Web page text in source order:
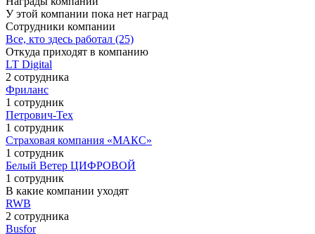
У этой компании пока нет наград
Сотрудники компании
Все, кто здесь работал (25)
Откуда приходят в компанию
LT Digital
2 сотрудника
Фриланс
1 сотрудник
Петрович-Тех
1 сотрудник
Страховая компания «МАКС»
1 сотрудник
Белый Ветер ЦИФРОВОЙ
1 сотрудник
В какие компании уходят
RWB
2 сотрудника
Busfor